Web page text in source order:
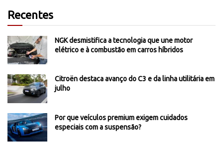
Recentes
NGK desmistifica a tecnologia que une motor
elétrico e à combustão em carros híbridos
Citroën destaca avanço do C3 e da linha utilitária em
julho
Por que veículos premium exigem cuidados
especiais com a suspensão?